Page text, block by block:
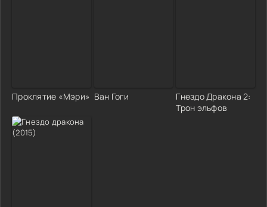
Проклятие «Мэри» Ван Гоги
Гнездо Дракона 2:
Трон эльфов